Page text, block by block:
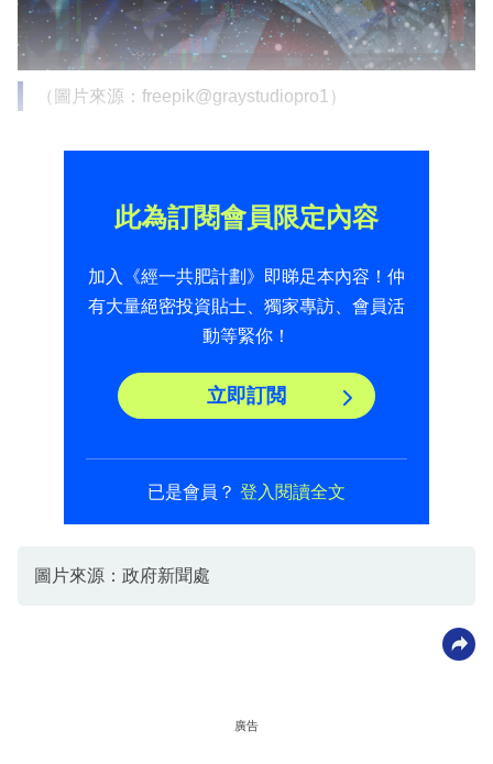
（圖片來源：freepik@graystudiopro1）
此為訂閱會員限定內容
加入《經一共肥計劃》即睇足本內容！仲
有大量絕密投資貼士、獨家專訪、會員活
動等緊你！
立即訂閲
已是會員？ 登入閱讀全文
圖片來源：政府新聞處
廣告